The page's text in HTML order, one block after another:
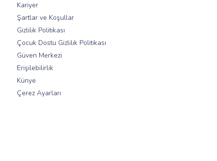
Kariyer
Şartlar ve Koşullar
Gizlilik Politikası
Çocuk Dostu Gizlilik Politikası
Güven Merkezi
Erişilebilirlik
Künye
Çerez Ayarları